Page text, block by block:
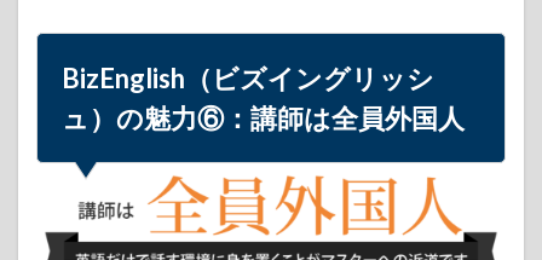
BizEnglish（ビズイングリッシ
ュ）の魅力⑥：講師は全員外国人